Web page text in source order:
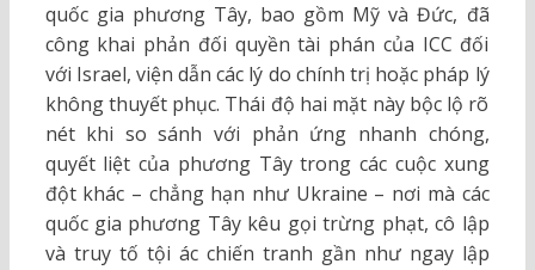
quốc gia phương Tây, bao gồm Mỹ và Đức, đã
công khai phản đối quyền tài phán của ICC đối
với Israel, viện dẫn các lý do chính trị hoặc pháp lý
không thuyết phục. Thái độ hai mặt này bộc lộ rõ
nét khi so sánh với phản ứng nhanh chóng,
quyết liệt của phương Tây trong các cuộc xung
đột khác – chẳng hạn như Ukraine – nơi mà các
quốc gia phương Tây kêu gọi trừng phạt, cô lập
và truy tố tội ác chiến tranh gần như ngay lập